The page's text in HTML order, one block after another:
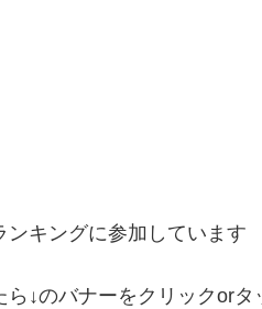
ンキングに参加しています
ら↓のバナーをクリックorタ